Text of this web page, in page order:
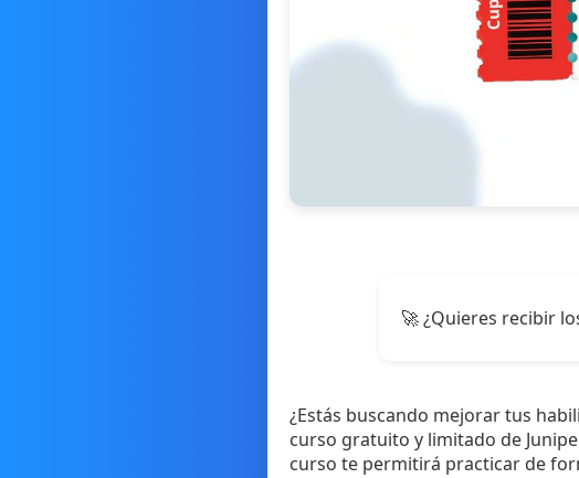
🚀 ¿Quieres recibir
¿Estás buscando mejorar tus
curso gratuito y limitado de
curso te permitirá practicar de